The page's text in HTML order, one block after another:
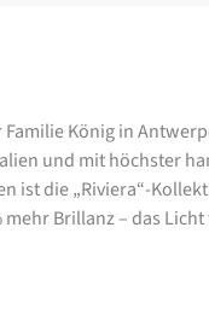
König in
und mit höchster
ist die „Riviera“-
Brillanz – das